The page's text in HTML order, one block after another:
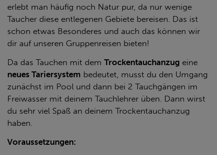
erlebt man häufig noch Natur pur, da nur wenige
Taucher diese entlegenen Gebiete bereisen. Das ist
schon etwas Besonderes und auch das können wir
dir auf unseren Gruppenreisen bieten!
Da das Tauchen mit dem Trockentauchanzug eine
neues Tariersystem bedeutet, musst du den Umgang
zunächst im Pool und dann bei 2 Tauchgängen im
Freiwasser mit deinem Tauchlehrer üben. Dann wirst
du sehr viel Spaß an deinem Trockentauchanzug
haben.
Voraussetzungen: